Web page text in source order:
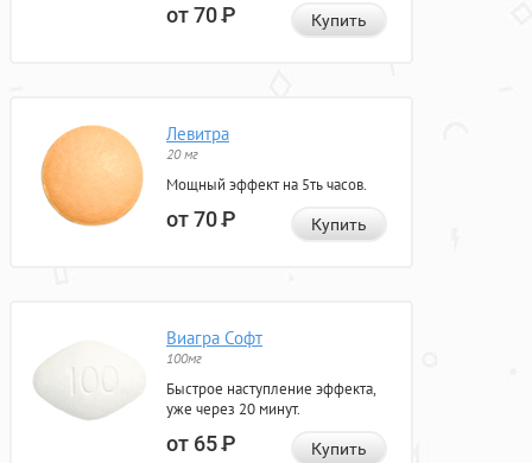
от 70Р Купить
Левитра
20 мг
Мощный эффект на 5ть часов.
от 70Р Купить
Виагра Софт
100мг
Быстрое наступление эффекта,
уже через 20 минут.
от 65Р Купить